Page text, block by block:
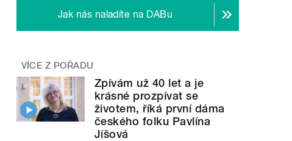
Jak nás naladíte na DABu
VÍCE Z POŘADU
Zpívám už 40 let a je
krásné prozpívat se
životem, říká první dáma
českého folku Pavlína
Jíšová